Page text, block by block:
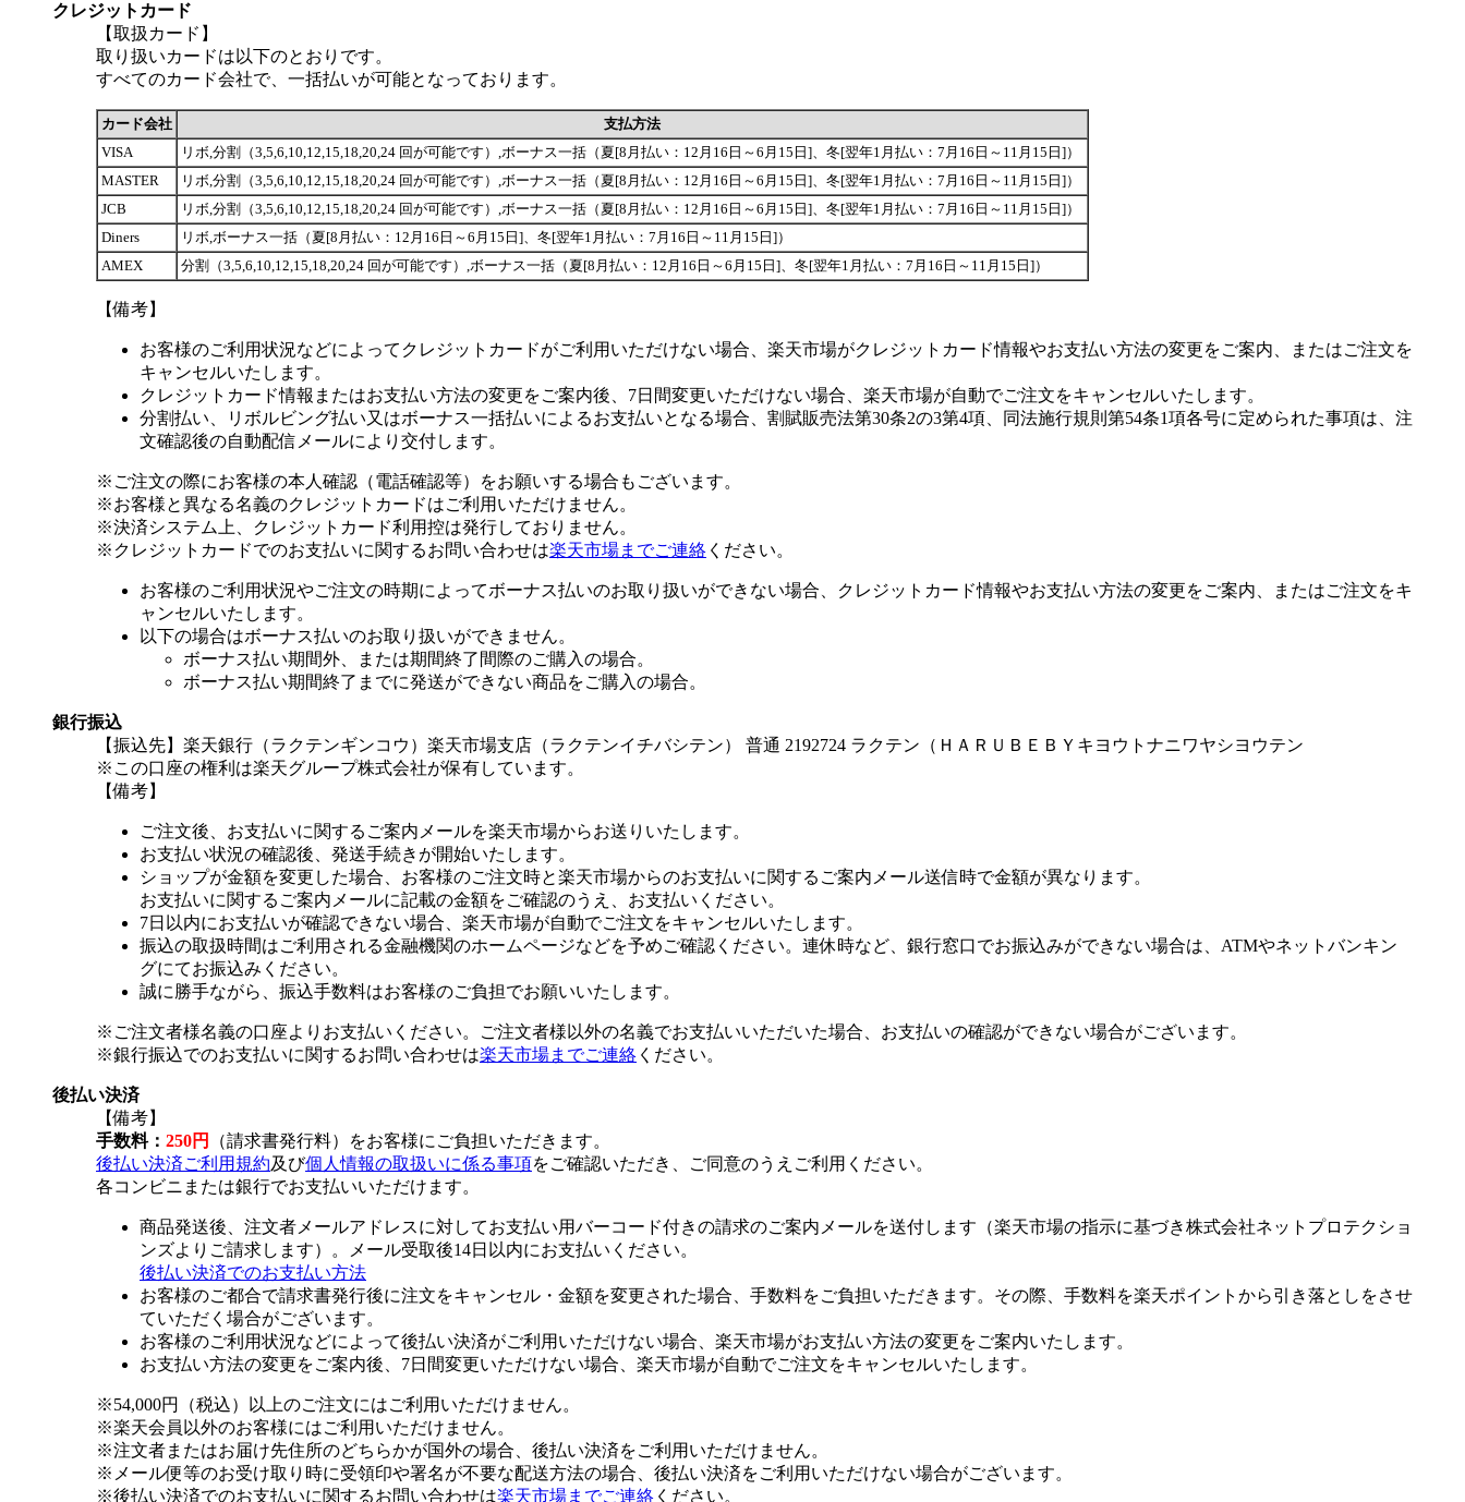
クレジットカード
【取扱カード】
取り扱いカードは以下のとおりです。
すべてのカード会社で、一括払いが可能となっております。
カード会社
支払方法
VISA
リボ,分割（3,5,6,10,12,15,18,20,24 回が可能です）,ボーナス一括（夏[8月払い：12月16日～6月15日]、冬[翌年1月払い：7月16日～11月15日]）
MASTER
リボ,分割（3,5,6,10,12,15,18,20,24 回が可能です）,ボーナス一括（夏[8月払い：12月16日～6月15日]、冬[翌年1月払い：7月16日～11月15日]）
JCB
リボ,分割（3,5,6,10,12,15,18,20,24 回が可能です）,ボーナス一括（夏[8月払い：12月16日～6月15日]、冬[翌年1月払い：7月16日～11月15日]）
Diners
リボ,ボーナス一括（夏[8月払い：12月16日～6月15日]、冬[翌年1月払い：7月16日～11月15日]）
AMEX
分割（3,5,6,10,12,15,18,20,24 回が可能です）,ボーナス一括（夏[8月払い：12月16日～6月15日]、冬[翌年1月払い：7月16日～11月15日]）
【備考】
お客様のご利用状況などによってクレジットカードがご利用いただけない場合、楽天市場がクレジットカード情報やお支払い方法の変更をご案内、またはご注文を
キャンセルいたします。
クレジットカード情報またはお支払い方法の変更をご案内後、7日間変更いただけない場合、楽天市場が自動でご注文をキャンセルいたします。
分割払い、リボルビング払い又はボーナス一括払いによるお支払いとなる場合、割賦販売法第30条2の3第4項、同法施行規則第54条1項各号に定められた事項は、注
文確認後の自動配信メールにより交付します。
※ご注文の際にお客様の本人確認（電話確認等）をお願いする場合もございます。
※お客様と異なる名義のクレジットカードはご利用いただけません。
※決済システム上、クレジットカード利用控は発行しておりません。
※クレジットカードでのお支払いに関するお問い合わせは楽天市場までご連絡 ください。
お客様のご利用状況やご注文の時期によってボーナス払いのお取り扱いができない場合、クレジットカード情報やお支払い方法の変更をご案内、またはご注文をキ
ャンセルいたします。
以下の場合はボーナス払いのお取り扱いができません。
ボーナス払い期間外、または期間終了間際のご購入の場合。
ボーナス払い期間終了までに発送ができない商品をご購入の場合。
銀行振込
【振込先】楽天銀行（ラクテンギンコウ）楽天市場支店（ラクテンイチバシテン） 普通 2192724 ラクテン（ＨＡＲＵＢＥＢＹキヨウトナニワヤシヨウテン
※この口座の権利は楽天グループ株式会社が保有しています。
【備考】
ご注文後、お支払いに関するご案内メールを楽天市場からお送りいたします。
お支払い状況の確認後、発送手続きが開始いたします。
ショップが金額を変更した場合、お客様のご注文時と楽天市場からのお支払いに関するご案内メール送信時で金額が異なります。
お支払いに関するご案内メールに記載の金額をご確認のうえ、お支払いください。
7日以内にお支払いが確認できない場合、楽天市場が自動でご注文をキャンセルいたします。
振込の取扱時間はご利用される金融機関のホームページなどを予めご確認ください。連休時など、銀行窓口でお振込みができない場合は、ATMやネットバンキン
グにてお振込みください。
誠に勝手ながら、振込手数料はお客様のご負担でお願いいたします。
※ご注文者様名義の口座よりお支払いください。ご注文者様以外の名義でお支払いいただいた場合、お支払いの確認ができない場合がございます。
※銀行振込でのお支払いに関するお問い合わせは楽天市場までご連絡 ください。
後払い決済
【備考】
手数料： 250円
（請求書発行料）をお客様にご負担いただきます。
後払い決済ご利用規約及び個人情報の取扱いに係る事項をご確認いただき、ご同意のうえご利用ください。
各コンビニまたは銀行でお支払いいただけます。
商品発送後、注文者メールアドレスに対してお支払い用バーコード付きの請求のご案内メールを送付します（楽天市場の指示に基づき株式会社ネットプロテクショ
ンズよりご請求します）。メール受取後14日以内にお支払いください。
後払い決済でのお支払い方法
お客様のご都合で請求書発行後に注文をキャンセル・金額を変更された場合、手数料をご負担いただきます。その際、手数料を楽天ポイントから引き落としをさせ
ていただく場合がございます。
お客様のご利用状況などによって後払い決済がご利用いただけない場合、楽天市場がお支払い方法の変更をご案内いたします。
お支払い方法の変更をご案内後、7日間変更いただけない場合、楽天市場が自動でご注文をキャンセルいたします。
※54,000円（税込）以上のご注文にはご利用いただけません。
※楽天会員以外のお客様にはご利用いただけません。
※注文者またはお届け先住所のどちらかが国外の場合、後払い決済をご利用いただけません。
※メール便等のお受け取り時に受領印や署名が不要な配送方法の場合、後払い決済をご利用いただけない場合がございます。
※後払い決済でのお支払いに関するお問い合わせは楽天市場までご連絡 ください。